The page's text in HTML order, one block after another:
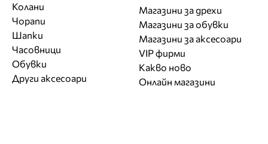
Колани
Чорапи
Шапки
Часовници
Обувки
Други аксесоари
Магазини за дрехи
Магазини за обувки
Магазини за aксесоари
VIP фирми
Какво ново
Онлайн магазини